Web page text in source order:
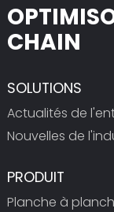
CHAIN
SOLUTIONS
Actualités de
Nouvelles de
PRODUIT
Planche à